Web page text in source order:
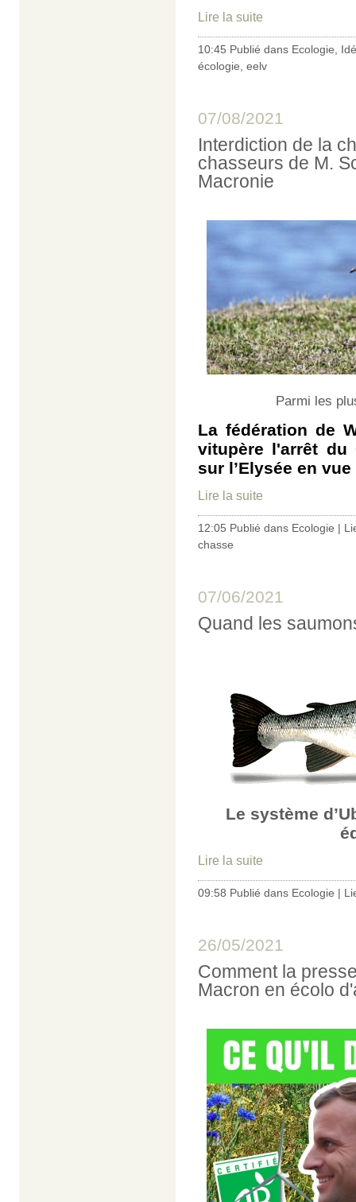
Lire la suite
10:45 Publié dans Ecologie
écologie eelv
07/08/2021
Interdiction de la
chasseurs de M.
Macronie
Parmi les
La fédération de
vitupère l'arrêt du
sur l’Elysée en
Lire la suite
12:05 Publié dans Ecologie |
chasse
07/06/2021
Quand les
Le système
Lire la suite
09:58 Publié dans Ecologie |
26/05/2021
Comment la
Macron en écolo